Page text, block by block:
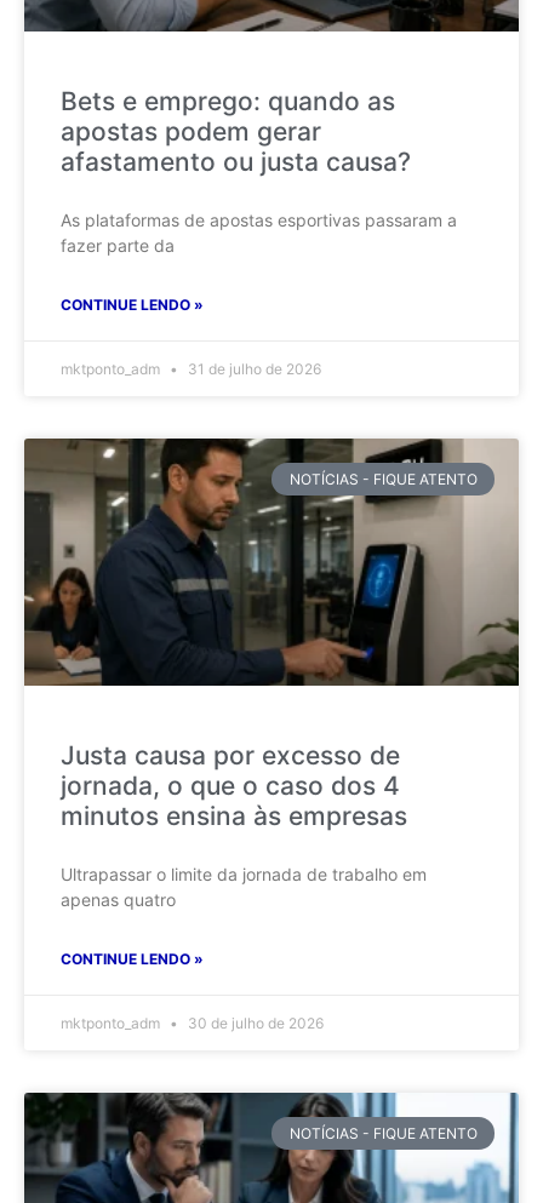
Bets e emprego: quando as
apostas podem gerar
afastamento ou justa causa?
As plataformas de apostas esportivas passaram a
fazer parte da
CONTINUE LENDO »
mktponto_adm 31 de julho de 2026
NOTÍCIAS - FIQUE ATENTO
Justa causa por excesso de
jornada, o que o caso dos 4
minutos ensina às empresas
Ultrapassar o limite da jornada de trabalho em
apenas quatro
CONTINUE LENDO »
mktponto_adm 30 de julho de 2026
NOTÍCIAS - FIQUE ATENTO